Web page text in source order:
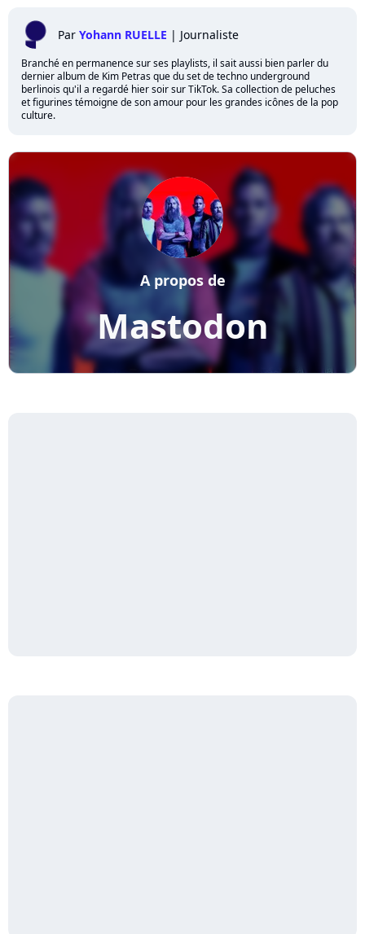
Par Yohann RUELLE | Journaliste
Branché en permanence sur ses playlists, il sait aussi bien parler du
dernier album de Kim Petras que du set de techno underground
berlinois qu'il a regardé hier soir sur TikTok. Sa collection de peluches
et figurines témoigne de son amour pour les grandes icônes de la pop
culture.
Mastodon
A propos de